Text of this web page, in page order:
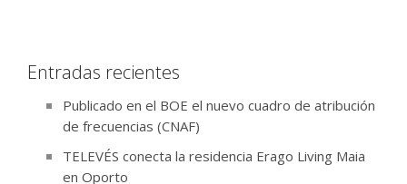
Entradas recientes
Publicado en el BOE el nuevo cuadro de atribución
de frecuencias (CNAF)
TELEVÉS conecta la residencia Erago Living Maia
en Oporto